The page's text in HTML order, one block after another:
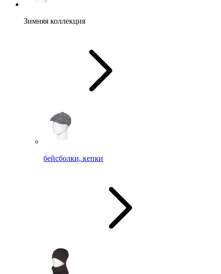
Зимняя коллекция
бейсболки, кепки